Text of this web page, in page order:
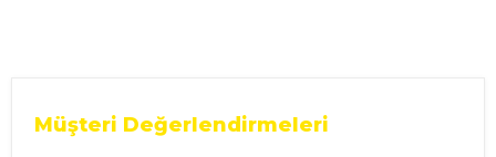
Müşteri Değerlendirmeleri